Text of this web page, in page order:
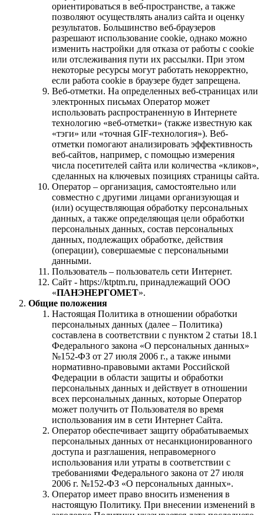
ориентироваться в веб-пространстве, а также
позволяют осуществлять анализ сайта и оценку
результатов. Большинство веб-браузеров
разрешают использование cookie, однако можно
изменить настройки для отказа от работы с cookie
или отслеживания пути их рассылки. При этом
некоторые ресурсы могут работать некорректно,
если работа cookie в браузере будет запрещена.
Веб-отметки. На определенных веб-страницах или
электронных письмах Оператор может
использовать распространенную в Интернете
технологию «веб-отметки» (также известную как
«тэги» или «точная GIF-технология»). Веб-
отметки помогают анализировать эффективность
веб-сайтов, например, с помощью измерения
числа посетителей сайта или количества «кликов»,
сделанных на ключевых позициях страницы сайта.
Оператор – организация, самостоятельно или
совместно с другими лицами организующая и
(или) осуществляющая обработку персональных
данных, а также определяющая цели обработки
персональных данных, состав персональных
данных, подлежащих обработке, действия
(операции), совершаемые с персональными
данными.
Пользователь – пользователь сети Интернет.
Сайт - https://ktptm.ru, принадлежащий ООО
«ПАНЭНЕРГОМЕТ».
Общие положения
Настоящая Политика в отношении обработки
персональных данных (далее – Политика)
составлена в соответствии с пунктом 2 статьи 18.1
Федерального закона «О персональных данных»
№152-ФЗ от 27 июля 2006 г., а также иными
нормативно-правовыми актами Российской
Федерации в области защиты и обработки
персональных данных и действует в отношении
всех персональных данных, которые Оператор
может получить от Пользователя во время
использования им в сети Интернет Сайта.
Оператор обеспечивает защиту обрабатываемых
персональных данных от несанкционированного
доступа и разглашения, неправомерного
использования или утраты в соответствии с
требованиями Федерального закона от 27 июля
2006 г. №152-ФЗ «О персональных данных».
Оператор имеет право вносить изменения в
настоящую Политику. При внесении изменений в